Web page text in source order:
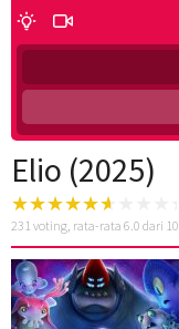
Elio (2025)
231 voting, rata-rata 6.0 dari 10